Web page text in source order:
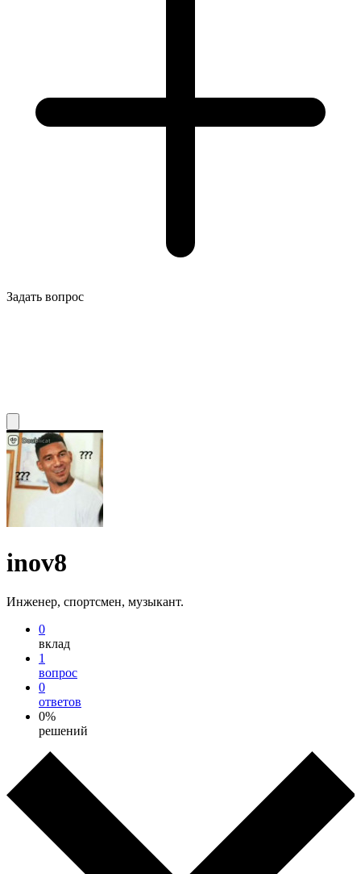
Задать вопрос
inov8
Инженер, спортсмен, музыкант.
0
вклад
1
вопрос
0
ответов
0%
решений